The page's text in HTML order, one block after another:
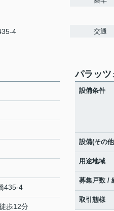
4 交通
435-4
歩12分
パラッツ
設備条件
設備(その
用途地域
募集戸数 /
取引態様